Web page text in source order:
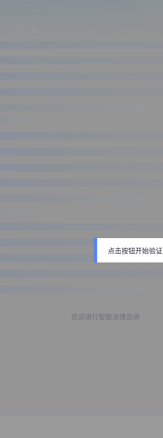
欢迎进行智能法律咨询
点击按钮开始验证